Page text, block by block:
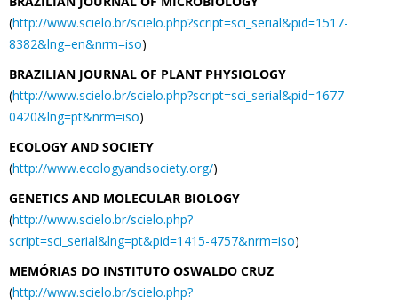
(http://www.scielo.br/scielo.php?script=sci_serial&pid=1517-
8382&lng=en&nrm=iso)
BRAZILIAN JOURNAL OF PLANT PHYSIOLOGY
(http://www.scielo.br/scielo.php?script=sci_serial&pid=1677-
0420&lng=pt&nrm=iso)
ECOLOGY AND SOCIETY
(http://www.ecologyandsociety.org/)
GENETICS AND MOLECULAR BIOLOGY
(http://www.scielo.br/scielo.php?
script=sci_serial&lng=pt&pid=1415-4757&nrm=iso)
MEMÓRIAS DO INSTITUTO OSWALDO CRUZ
(http://www.scielo.br/scielo.php?